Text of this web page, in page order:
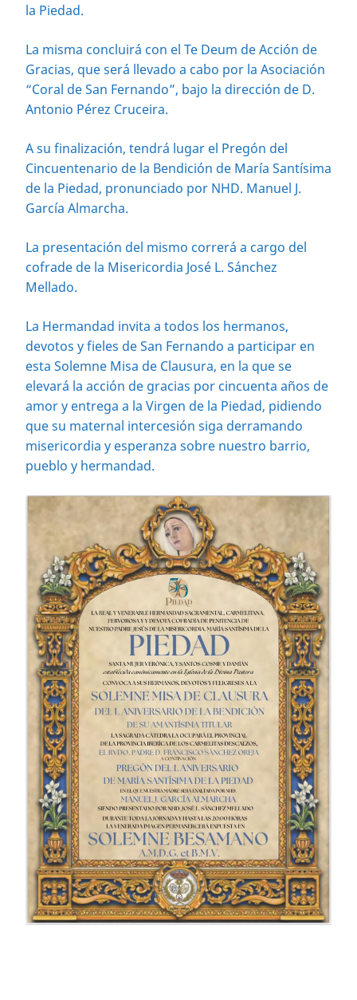
la Piedad.
La misma concluirá con el Te Deum de Acción de
Gracias, que será llevado a cabo por la Asociación
“Coral de San Fernando”, bajo la dirección de D.
Antonio Pérez Cruceira.
A su finalización, tendrá lugar el Pregón del
Cincuentenario de la Bendición de María Santísima
de la Piedad, pronunciado por NHD. Manuel J.
García Almarcha.
La presentación del mismo correrá a cargo del
cofrade de la Misericordia José L. Sánchez
Mellado.
La Hermandad invita a todos los hermanos,
devotos y fieles de San Fernando a participar en
esta Solemne Misa de Clausura, en la que se
elevará la acción de gracias por cincuenta años de
amor y entrega a la Virgen de la Piedad, pidiendo
que su maternal intercesión siga derramando
misericordia y esperanza sobre nuestro barrio,
pueblo y hermandad.